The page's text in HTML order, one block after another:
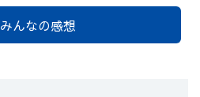
みんなの感想